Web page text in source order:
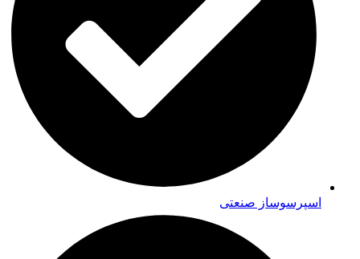
اسپرسوساز صنعتی